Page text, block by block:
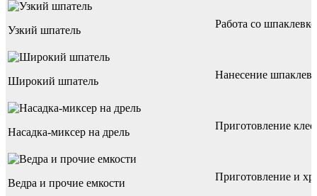
Узкий шпатель
Работа со
Широкий шпатель
Нанесение
Насадка-миксер на дрель
Приготовление
Ведра и прочие емкости
Приготовление и